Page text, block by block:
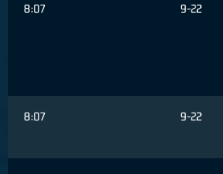
8:07 9-22
8:07 9-22